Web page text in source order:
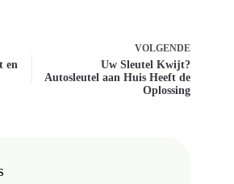
en
VOLGENDE
Uw Sleutel Kwijt?
Autosleutel aan Huis Heeft de
Oplossing